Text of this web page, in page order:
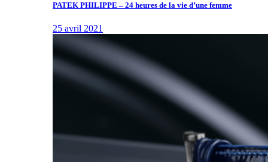
PATEK PHILIPPE – 24 heures de la vie d’une femme
25 avril 2021